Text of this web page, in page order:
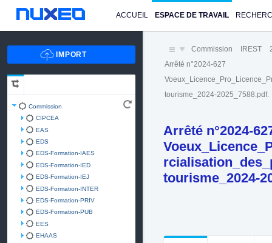
ACCUEIL ESPACE DE TRAVAIL
Commission
CIPCEA
EAS
EDS
EDS-Formation-IAES
EDS-Formation-IED
EDS-Formation-IEJ
EDS-Formation-INTER
EDS-Formation-PRIV
EDS-Formation-PUB
EES
EHAAS
Commission IREST
Arrêté n°2024-627
tourisme_2024-2025_7588.pdf.
Arrêté n°2024-
tourisme_2024-